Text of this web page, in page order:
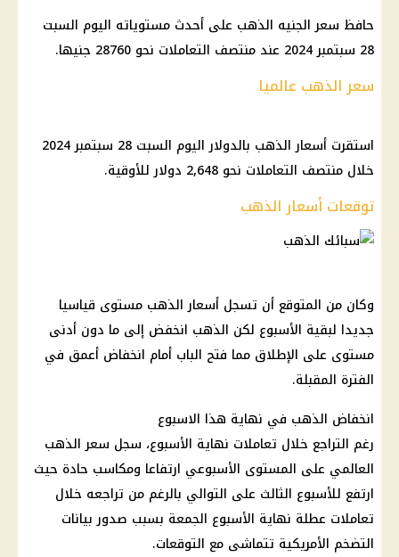
حافظ سعر الجنيه الذهب على أحدث مستوياته اليوم السبت
28 سبتمبر 2024 عند منتصف التعاملات نحو 28760 جنيها.
سعر الذهب عالميا
استقرت أسعار الذهب بالدولار اليوم السبت 28 سبتمبر 2024
خلال منتصف التعاملات نحو 2,648 دولار للأوقية.
توقعات أسعار الذهب
وكان من المتوقع أن تسجل أسعار الذهب مستوى قياسيا
جديدا لبقية الأسبوع لكن الذهب انخفض إلى ما دون أدنى
مستوى على الإطلاق مما فتح الباب أمام انخفاض أعمق في
الفترة المقبلة.
انخفاض الذهب في نهاية هذا الاسبوع
رغم التراجع خلال تعاملات نهاية الأسبوع، سجل سعر الذهب
العالمي على المستوى الأسبوعي ارتفاعا ومكاسب حادة حيث
ارتفع للأسبوع الثالث على التوالي بالرغم من تراجعه خلال
تعاملات عطلة نهاية الأسبوع الجمعة بسبب صدور بيانات
التضخم الأمريكية تتماشى مع التوقعات.